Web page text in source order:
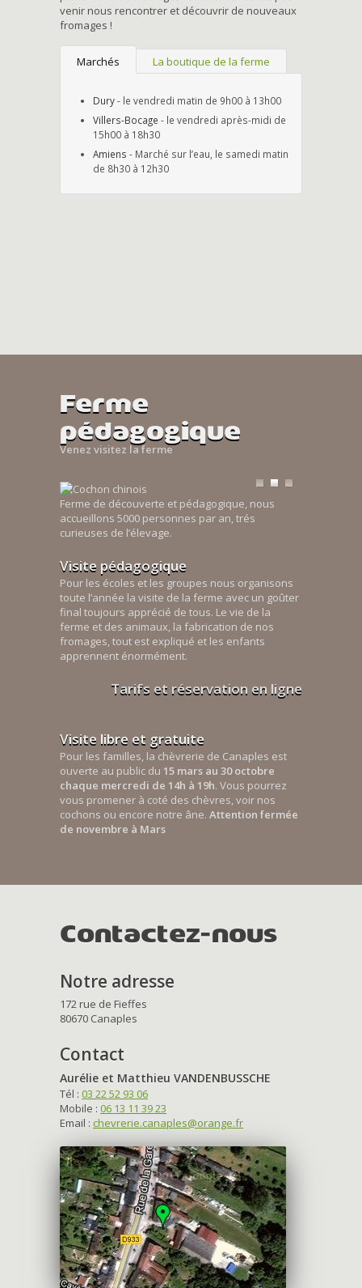
venir nous rencontrer et découvrir de nouveaux
fromages !
Marchés La boutique de la ferme
Dury- le vendredi matin de 9h00 à 13h00
Villers-Bocage - le vendredi après-midi de
15h00 à 18h30
Amiens - Marché sur l’eau, le samedi matin
de 8h30 à 12h30
Ferme
pédagogique
Venez visitez la ferme
Ferme de découverte et pédagogique, nous
accueillons 5000 personnes par an, trés
curieuses de l’élevage.
Visite pédagogique
Pour les écoles et les groupes nous organisons
toute l’année la visite de la ferme avec un goûter
final toujours apprécié de tous. Le vie de la
ferme et des animaux, la fabrication de nos
fromages, tout est expliqué et les enfants
apprennent énormément.
Tarifs et réservation en ligne
Visite libre et gratuite
Pour les familles, la chèvrerie de Canaples est
ouverte au public du 15 mars au 30 octobre
chaque mercredi de 14h à 19h. Vous pourrez
vous promener à coté des chèvres, voir nos
cochons ou encore notre âne. Attention fermée
de novembre à Mars
Contactez-nous
Notre adresse
172 rue de Fieffes
80670 Canaples
Contact
Aurélie et Matthieu VANDENBUSSCHE
Tél : 03 22 52 93 06
Mobile : 06 13 11 39 23
Email : chevrerie.canaples@orange.fr